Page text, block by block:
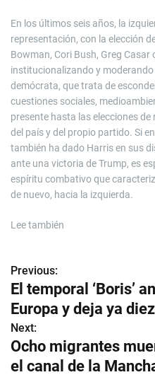
En los últimos seis años, la
representación, con la elección
Bowman, Cori Bush, Greg Casar
institucionalizando y
demócrata, que trata de
cuestiones sociales,
presente hasta las elecciones
del país y del propio partido. Si
también ha dado Harris en sus
ante una victoria de Trump, es
espíritu combativo que
de nuevo, hacia la izquierda.
Lee también
N
a
v
e
Previous:
El temporal ‘Boris’
Europa y deja ya
Next:
Ocho migrantes
el canal de la